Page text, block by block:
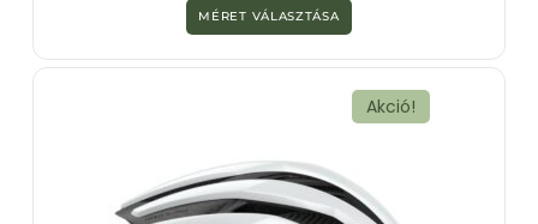
5
-
b
ő
MÉRET VÁLASZTÁSA
Akció!